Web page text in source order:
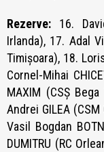
Rezerve: 16.
Irlanda), 17. Adal
Timișoara), 18.
Cornel-Mihai
MAXIM (CSȘ
Andrei GILEA
Vasil Bogdan
DUMITRU (RC